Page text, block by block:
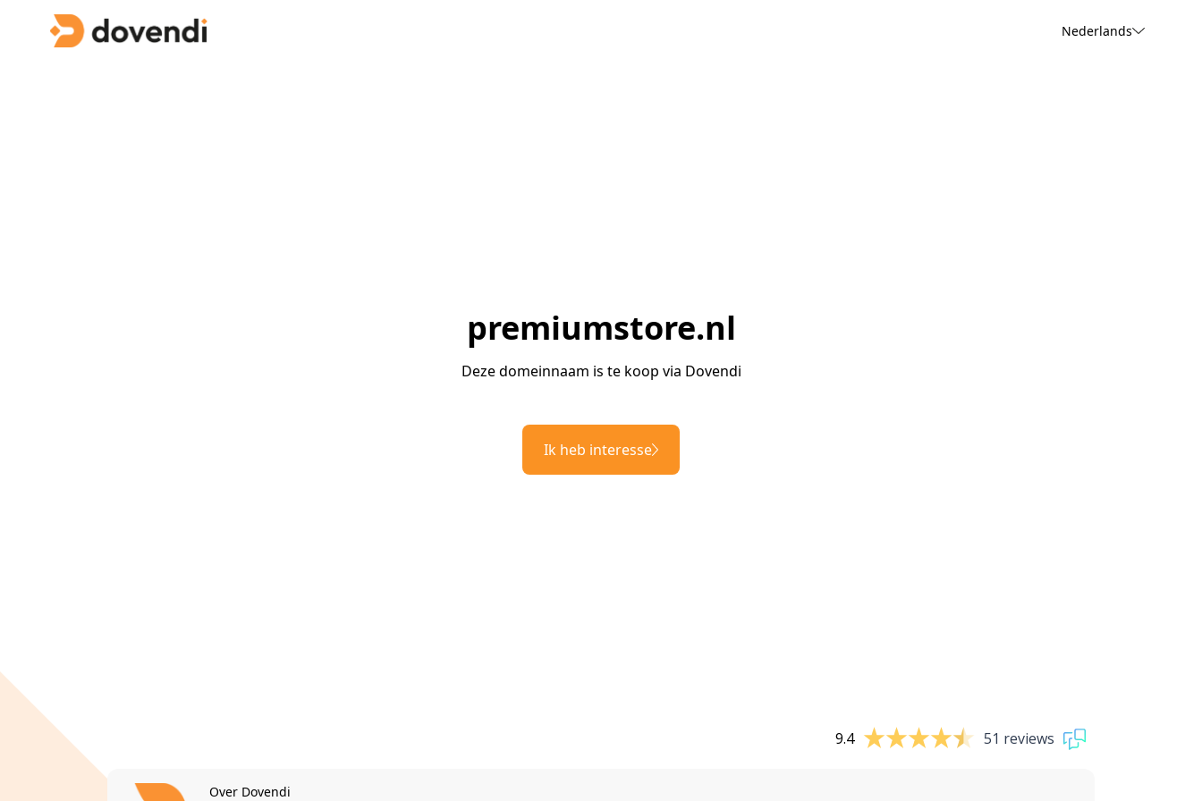
Nederlands
premiumstore.nl
Deze domeinnaam is te koop via Dovendi
Ik heb interesse
9.4 51 reviews
Over Dovendi